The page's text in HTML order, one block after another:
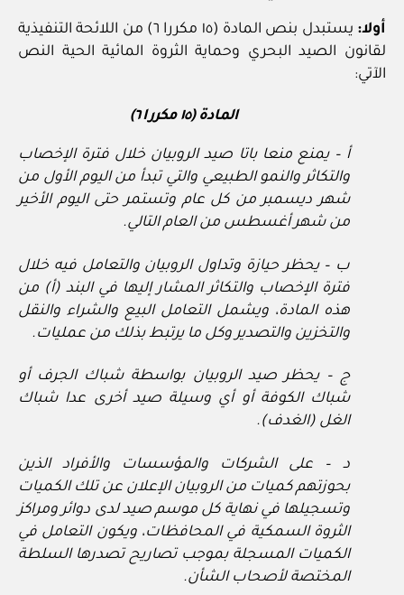
أولا:
يستبدل بنص المادة (١٥ مكررا ٦) من اللائحة التنفيذية
لقانون الصيد البحري وحماية الثروة المائية الحية النص
الآتي:
المادة (١٥ مكررا ٦)
أ – يمنع منعا باتا صيد الروبيان خلال فترة الإخصاب
والتكاثر والنمو الطبيعي والتي تبدأ من اليوم الأول من
شهر ديسمبر من كل عام وتستمر حتى اليوم الأخير
من شهر أغسطس من العام التالي.
ب – يحظر حيازة وتداول الروبيان والتعامل فيه خلال
فترة الإخصاب والتكاثر المشار إليها في البند (أ) من
هذه المادة، ويشمل التعامل البيع والشراء والنقل
والتخزين والتصدير وكل ما يرتبط بذلك من عمليات.
ج – يحظر صيد الروبيان بواسطة شباك الجرف أو
شباك الكوفة أو أي وسيلة صيد أخرى عدا شباك
الغل (الغدف).
د – على الشركات والمؤسسات والأفراد الذين
بحوزتهم كميات من الروبيان الإعلان عن تلك الكميات
وتسجيلها في نهاية كل موسم صيد لدى دوائر ومراكز
الثروة السمكية في المحافظات، ويكون التعامل في
الكميات المسجلة بموجب تصاريح تصدرها السلطة
المختصة لأصحاب الشأن.